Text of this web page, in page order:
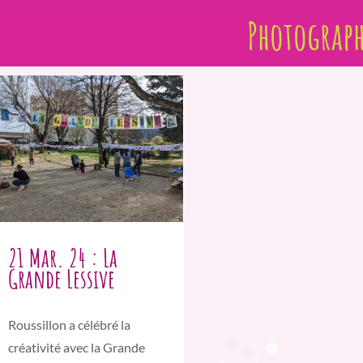
21 Mar. 24 : La
Grande Lessive
Roussillon a célébré la
créativité avec la Grande